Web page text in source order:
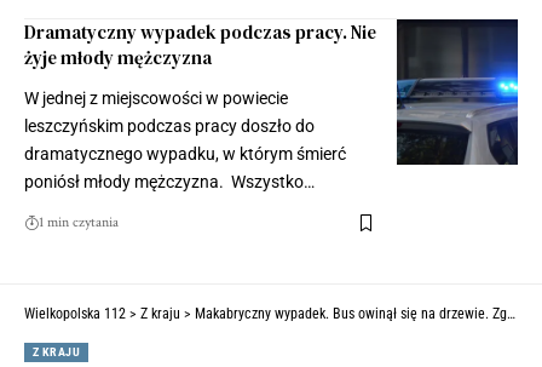
Dramatyczny wypadek podczas pracy. Nie
żyje młody mężczyzna
W jednej z miejscowości w powiecie
leszczyńskim podczas pracy doszło do
dramatycznego wypadku, w którym śmierć
poniósł młody mężczyzna. Wszystko…
1 min czytania
Wielkopolska 112 > Z kraju > Makabryczny wypadek. Bus owinął się na drzewie. Zginęła 42-latka, 22-latek walczy o życie (ZDJĘCIA)
Z KRAJU